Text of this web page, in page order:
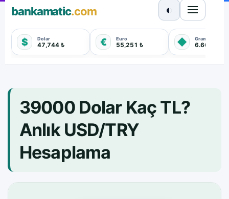
bankamatic.com
$ Dolar
47,744 ₺ € Euro
55,251 ₺ ◆ Gram Altın
6.660,550
◐
39000 Dolar Kaç TL?
Anlık USD/TRY
Hesaplama